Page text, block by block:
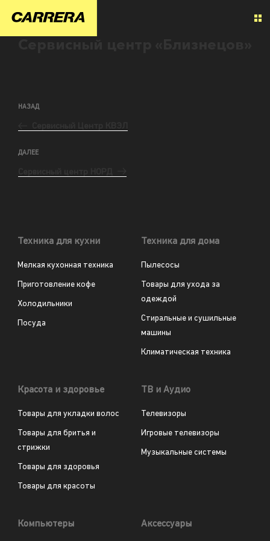
НАЗАД
ДАЛЕЕ
Техника для кухни
Мелкая кухонная техника
Приготовление кофе
Холодильники
Посуда
Техника для дома
Пылесосы
Товары для ухода за
одеждой
Стиральные и сушильные
машины
Климатическая техника
Красота и здоровье
Товары для укладки волос
Товары для бритья и
стрижки
Товары для здоровья
Товары для красоты
ТВ и Аудио
Телевизоры
Игровые телевизоры
Музыкальные системы
Компьютеры Аксессуары